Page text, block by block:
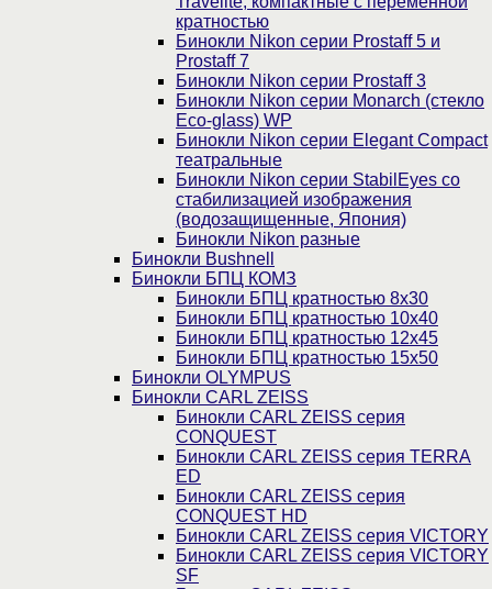
кратностью
Бинокли Nikon серии Prostaff 5 и
Prostaff 7
Бинокли Nikon серии Prostaff 3
Бинокли Nikon серии Monarch (стекло
Eco-glass) WP
Бинокли Nikon серии Elegant Compact
театральные
Бинокли Nikon серии StabilEyes со
стабилизацией изображения
(водозащищенные, Япония)
Бинокли Nikon разные
Бинокли Bushnell
Бинокли БПЦ КОМЗ
Бинокли БПЦ кратностью 8х30
Бинокли БПЦ кратностью 10х40
Бинокли БПЦ кратностью 12х45
Бинокли БПЦ кратностью 15х50
Бинокли OLYMPUS
Бинокли CARL ZEISS
Бинокли CARL ZEISS серия
CONQUEST
Бинокли CARL ZEISS серия TERRA
ED
Бинокли CARL ZEISS серия
CONQUEST HD
Бинокли CARL ZEISS серия VICTORY
Бинокли CARL ZEISS серия VICTORY
SF